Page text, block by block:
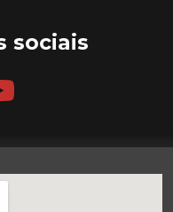
sociais